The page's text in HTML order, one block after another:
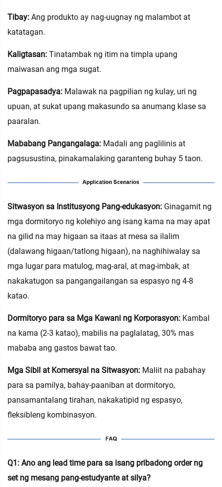
Tibay: Ang produkto ay nag-uugnay ng malambot at
katatagan.
Kaligtasan: Tinatambak ng itim na timpla upang
maiwasan ang mga sugat.
Pagpapasadya: Malawak na pagpilian ng kulay, uri ng
upuan, at sukat upang makasundo sa anumang klase sa
paaralan.
Mababang Pangangalaga: Madali ang paglilinis at
pagsusustina, pinakamalaking garanteng buhay 5 taon.
‌Sitwasyon sa Institusyong Pang-edukasyon‌: Ginagamit ng
mga dormitoryo ng kolehiyo ang isang kama na may apat
na gilid na may higaan sa itaas at mesa sa ilalim
(dalawang higaan/tatlong higaan), na naghihiwalay sa
mga lugar para matulog, mag-aral, at mag-imbak, at
nakakatugon sa pangangailangan sa espasyo ng 4-8
katao.
Dormitoryo para sa Mga Kawani ng Korporasyon: Kambal
na kama (2-3 katao), mabilis na paglalatag, 30% mas
mababa ang gastos bawat tao.
Mga Sibil at Komersyal na Sitwasyon: Maliit na pabahay
para sa pamilya, bahay-paaniban at dormitoryo,
pansamantalang tirahan, nakakatipid ng espasyo,
fleksibleng kombinasyon.
Q1: Ano ang lead time para sa isang pribadong order ng
set ng mesang pang-estudyante at silya?